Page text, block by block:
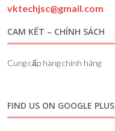
vktechjsc@gmail.com
CAM KẾT – CHÍNH SÁCH
Cung cấp hàng chính hãng
FIND US ON GOOGLE PLUS